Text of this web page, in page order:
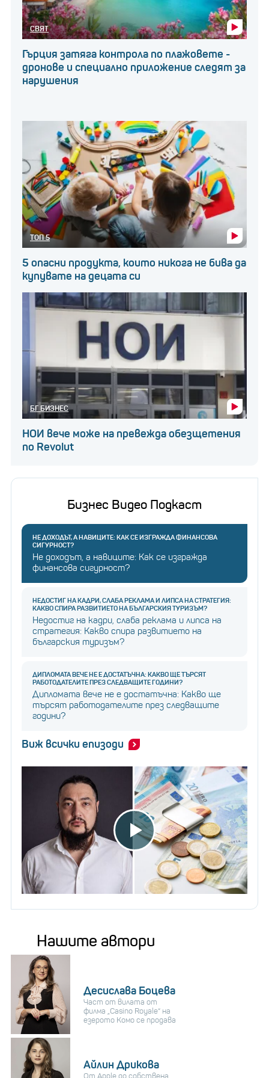
СВЯТ
Гърция затяга контрола по плажовете -
дронове и специално приложение следят за
нарушения
ТОП 5
5 опасни продукта, които никога не бива да
купувате на децата си
БГ БИЗНЕС
НОИ вече може на превежда обезщетения
по Revolut
Бизнес Видео Подкаст
НЕ ДОХОДЪТ, А НАВИЦИТЕ: КАК СЕ ИЗГРАЖДА ФИНАНСОВА
СИГУРНОСТ?
Не доходът, а навиците: Как се изгражда
финансова сигурност?
НЕДОСТИГ НА КАДРИ, СЛАБА РЕКЛАМА И ЛИПСА НА СТРАТЕГИЯ:
КАКВО СПИРА РАЗВИТИЕТО НА БЪЛГАРСКИЯ ТУРИЗЪМ?
Недостиг на кадри, слаба реклама и липса на
стратегия: Какво спира развитието на
българския туризъм?
ДИПЛОМАТА ВЕЧЕ НЕ Е ДОСТАТЪЧНА: КАКВО ЩЕ ТЪРСЯТ
РАБОТОДАТЕЛИТЕ ПРЕЗ СЛЕДВАЩИТЕ ГОДИНИ?
Дипломата вече не е достатъчна: Какво ще
търсят работодателите през следващите
години?
Виж всички епизоди
Нашите автори
Десислава Боцева
Част от вилата от
филма „Casino Royale“ на
езерото Комо се продава
Айлин Дрикова
От Apple до собствена